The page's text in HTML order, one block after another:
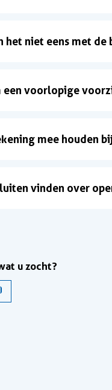
het niet eens met
een voorlopige
mee houden
vinden over
u zocht?